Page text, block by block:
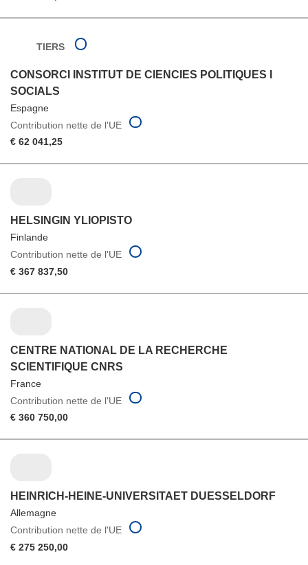
TIERS
CONSORCI INSTITUT DE CIENCIES POLITIQUES I
SOCIALS
Espagne
Contribution nette de l'UE
€ 62 041,25
HELSINGIN YLIOPISTO
Finlande
Contribution nette de l'UE
€ 367 837,50
CENTRE NATIONAL DE LA RECHERCHE
SCIENTIFIQUE CNRS
France
Contribution nette de l'UE
€ 360 750,00
HEINRICH-HEINE-UNIVERSITAET DUESSELDORF
Allemagne
Contribution nette de l'UE
€ 275 250,00